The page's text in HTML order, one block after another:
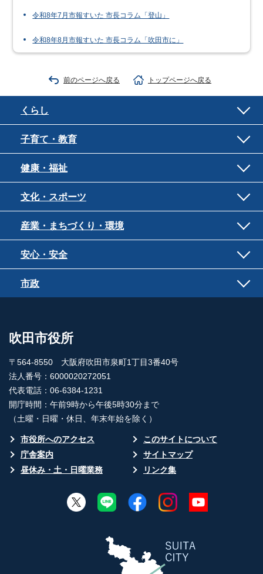
令和8年7月市報すいた 市長コラム「登山」
令和8年8月市報すいた 市長コラム「吹田市に」
前のページへ戻る トップページへ戻る
くらし
子育て・教育
健康・福祉
文化・スポーツ
産業・まちづくり・環境
安心・安全
市政
吹田市役所
〒564-8550 大阪府吹田市泉町1丁目3番40号
法人番号：6000020272051
代表電話：06-6384-1231
開庁時間：午前9時から午後5時30分まで
（土曜・日曜・休日、年末年始を除く）
市役所へのアクセス
このサイトについて
庁舎案内
サイトマップ
昼休み・土・日曜業務
リンク集